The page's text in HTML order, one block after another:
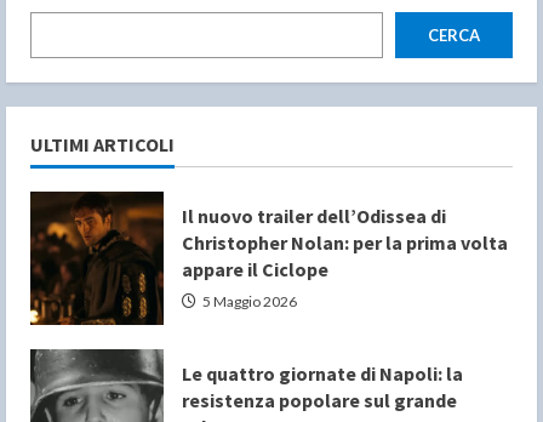
CERCA
ULTIMI ARTICOLI
Il nuovo trailer dell’Odissea di
Christopher Nolan: per la prima volta
appare il Ciclope
5 Maggio 2026
Le quattro giornate di Napoli: la
resistenza popolare sul grande